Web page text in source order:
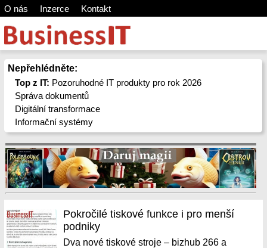
O nás Inzerce Kontakt
Nepřehlédněte:
Top z IT: Pozoruhodné IT produkty pro rok 2026
Správa dokumentů
Digitální transformace
Informační systémy
Pokročilé tiskové funkce i pro menší
podniky
Dva nové tiskové stroje – bizhub 266 a